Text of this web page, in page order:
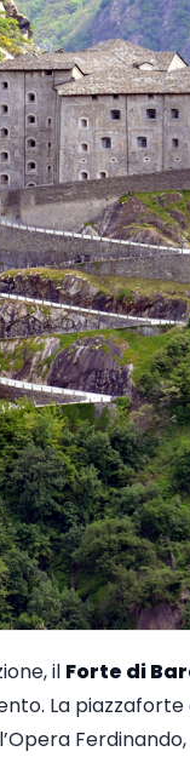
il Forte di
La